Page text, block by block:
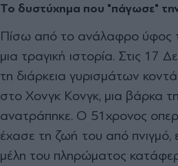
Το δυστύχημα που "πάγωσε"
Πίσω από το ανάλαφρο ύφος
μια τραγική ιστορία. Στις 17
τη διάρκεια γυρισμάτων
στο Χονγκ Κονγκ, μια βάρκα
ανατράπηκε. Ο 51χρονος
έχασε τη ζωή του από πνιγμό,
μέλη του πληρώματος